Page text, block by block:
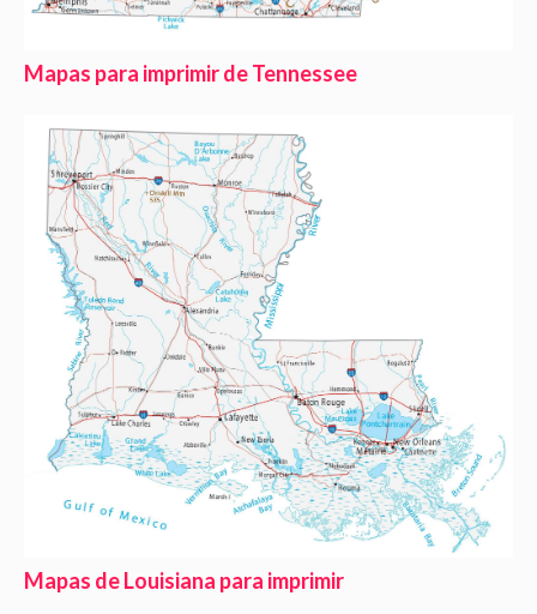
Mapas para imprimir de Tennessee
Mapas de Louisiana para imprimir